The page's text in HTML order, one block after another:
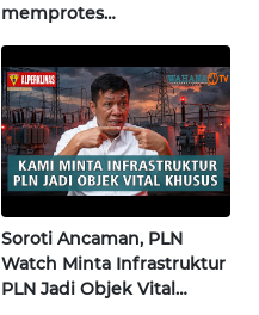
memprotes
pertama di Fujisawa
Soroti Ancaman, PLN
Watch Minta Infrastruktur
PLN Jadi Objek Vital